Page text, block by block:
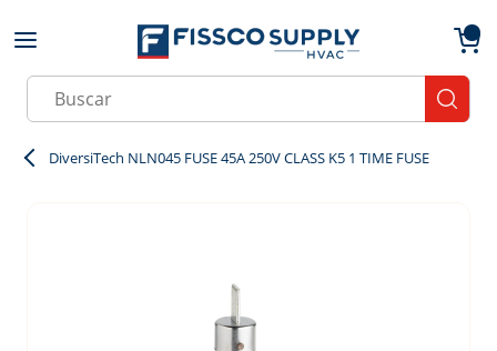
Skip to main content
Site Search
DiversiTech NLN045 FUSE 45A 250V CLASS K5 1 TIME FUSE